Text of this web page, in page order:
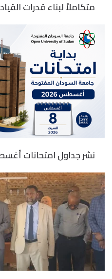
متكاملاً لبناء قدرات
نشر جداول امتحانات أغسطس